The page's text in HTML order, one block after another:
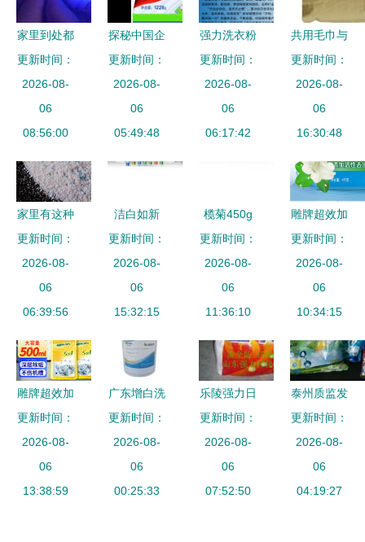
家里到处都
是荧光增白
剂，测谎仪
真的会响
吗？测谎仪
彩粉？
更新时间：
2026-08-
06
08:56:00
探秘中国企
业库 彩漂
粉领域的优
质供应商全
景
更新时间：
2026-08-
06
05:49:48
强力洗衣粉
如何选择高
效去渍不伤
衣的真功夫
更新时间：
2026-08-
06
06:17:42
共用毛巾与
强力洗衣粉
安全隐患与
正确选择
更新时间：
2026-08-
06
16:30:48
家里有这种
洗衣粉吗？
赶紧扔掉，
彩漂粉致癌
物超标真相
更新时间：
2026-08-
06
06:39:56
洁白如新
丽高增白洗
衣粉——酒
店与医院的
洁净守护者
更新时间：
2026-08-
06
15:32:15
榄菊450g
浪漫熏香洗
衣皂皂花
科学萃取的
强力增白之
更新时间：
2026-08-
06
11:36:10
雕牌超效加
酶洗衣粉
4kg/袋洗衣
服粉大袋强
力去污去渍
莉飘香
更新时间：
2026-08-
06
10:34:15
雕牌超效加
酶除菌除螨
洗衣粉 日
常清洁的防
护先锋
更新时间：
2026-08-
06
13:38:59
广东增白洗
衣粉 洁白
如新的秘密
武器
更新时间：
2026-08-
06
00:25:33
乐陵强力日
化 专业洗
衣粉贴牌与
OEM代加
工，助力家
更新时间：
2026-08-
06
07:52:50
泰州质监发
布洗衣粉抽
检结果，多
品牌不合格
引关注，彩
更新时间：
2026-08-
06
04:19:27